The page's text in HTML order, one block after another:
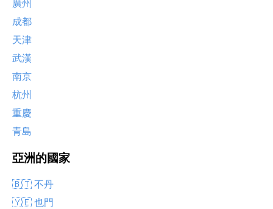
廣州
成都
天津
武漢
南京
杭州
重慶
青島
亞洲的國家
🇧🇹 不丹
🇾🇪 也門